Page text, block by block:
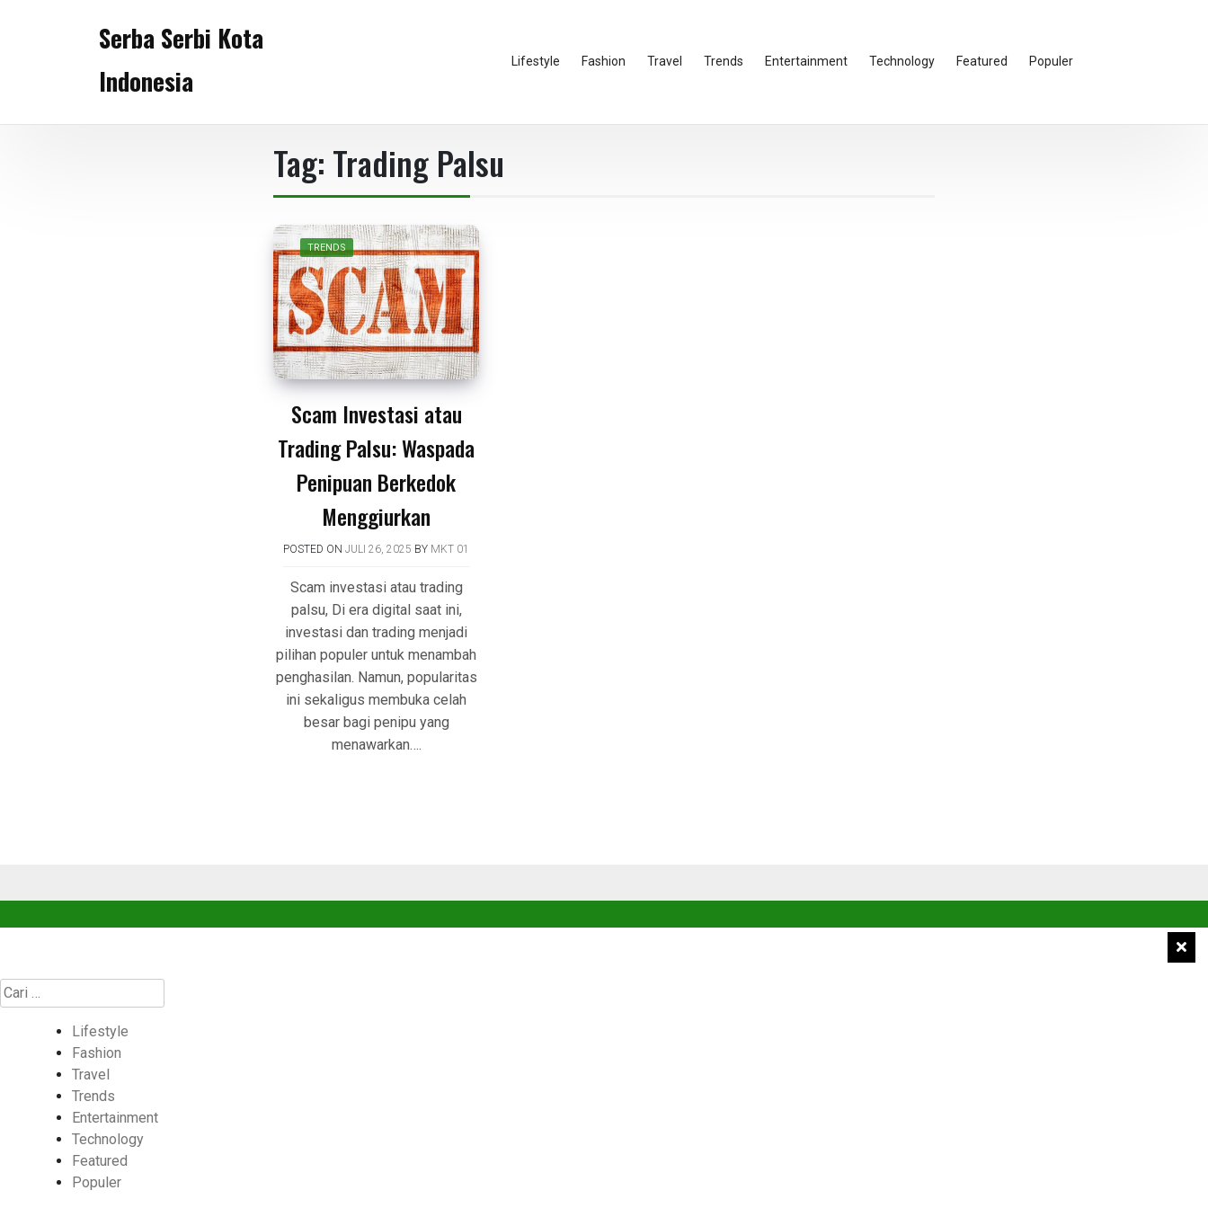
Serba Serbi Kota
Indonesia
Lifestyle Fashion Travel Trends Entertainment Technology Featured Populer
Tag: Trading Palsu
TRENDS
Scam Investasi atau
Trading Palsu: Waspada
Penipuan Berkedok
Menggiurkan
POSTED ONJULI 26, 2025 BY MKT 01
Scam investasi atau trading
palsu, Di era digital saat ini,
investasi dan trading menjadi
pilihan populer untuk menambah
penghasilan. Namun, popularitas
ini sekaligus membuka celah
besar bagi penipu yang
menawarkan….
Cari
untuk:
Lifestyle
Fashion
Travel
Trends
Entertainment
Technology
Featured
Populer